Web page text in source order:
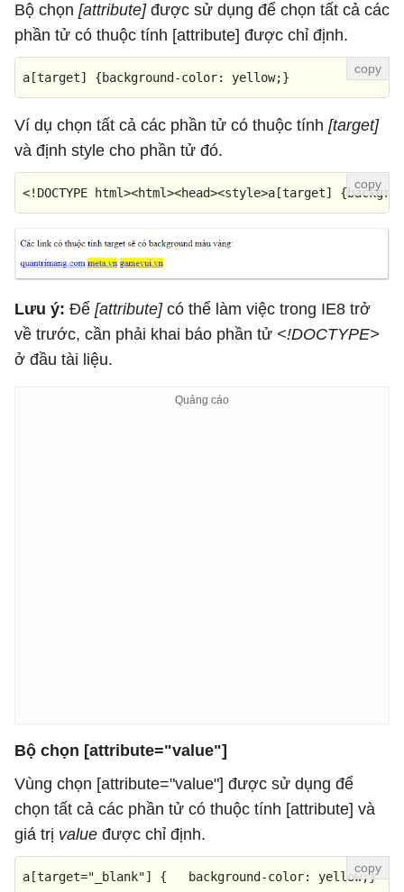
Bộ chọn [attribute]được sử dụng để chọn tất cả các
phần tử có thuộc tính [attribute] được chỉ định.
a [target] {background-color: yellow;}
Ví dụ chọn tất cả các phần tử có thuộc tính [target]
và định style cho phần tử đó.
<!DOCTYPE html><html><head><style>a [target] {
Lưu ý: Để [attribute]có thể làm việc trong IE8 trở
về trước, cần phải khai báo phần tử <!DOCTYPE>
ở đầu tài liệu.
Bộ chọn [attribute="value"]
Vùng chọn [attribute="value"] được sử dụng để
chọn tất cả các phần tử có thuộc tính [attribute] và
giá trị value được chỉ định.
a [target="_blank"] { background-color: yellow;}